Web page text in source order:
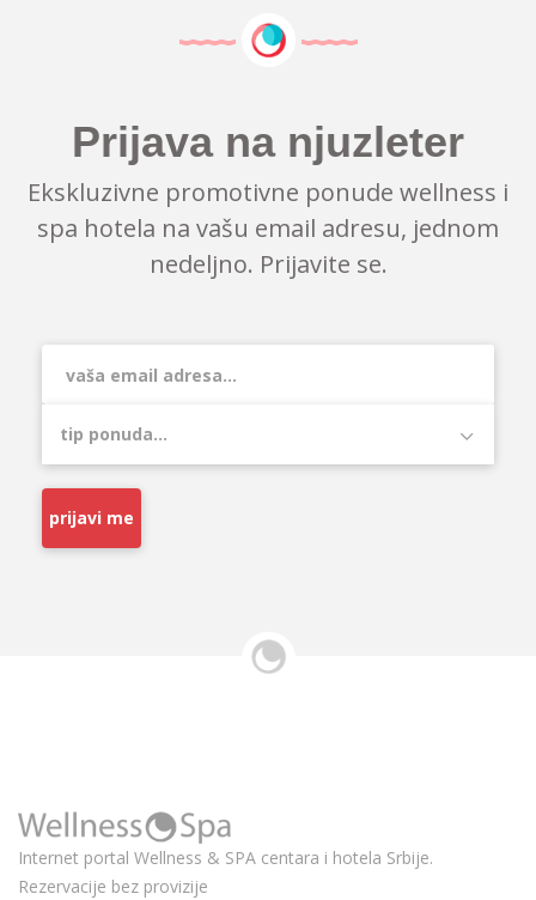
Prijava na njuzleter
Ekskluzivne promotivne ponude wellness i
spa hotela na vašu email adresu, jednom
nedeljno. Prijavite se.
prijavi me
Internet portal Wellness & SPA centara i hotela Srbije.
Rezervacije bez provizije